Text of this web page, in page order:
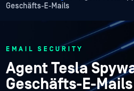
Geschäfts-E-Mails
EMAIL SECURITY
Agent Tesla
Geschäfts-E-Mails